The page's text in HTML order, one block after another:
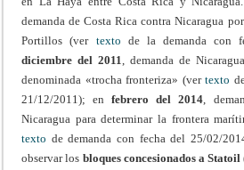
demanda de Costa Rica contra Nicaragua
Portillos (ver texto de la demanda con
diciembre del 2011, demanda de
denominada «trocha fronteriza» (vertexto
21/12/2011); enfebrero del 2014,
Nicaragua para determinar la frontera
texto de demanda con fecha del 25/02/
observar los bloques concesionados a Statoil